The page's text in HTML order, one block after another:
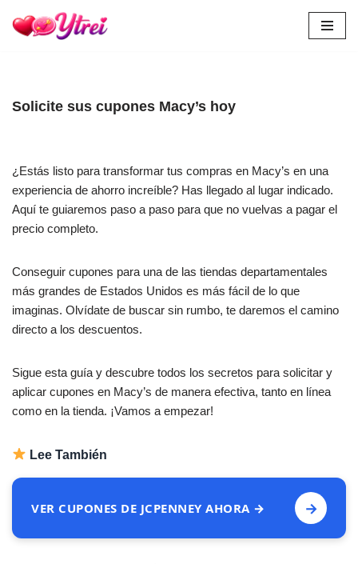
Solicite sus cupones Macy’s hoy
¿Estás listo para transformar tus compras en Macy’s en una
experiencia de ahorro increíble? Has llegado al lugar indicado.
Aquí te guiaremos paso a paso para que no vuelvas a pagar el
precio completo.
Conseguir cupones para una de las tiendas departamentales
más grandes de Estados Unidos es más fácil de lo que
imaginas. Olvídate de buscar sin rumbo, te daremos el camino
directo a los descuentos.
Sigue esta guía y descubre todos los secretos para solicitar y
aplicar cupones en Macy’s de manera efectiva, tanto en línea
como en la tienda. ¡Vamos a empezar!
Lee También
VER CUPONES DE JCPENNEY AHORA → →